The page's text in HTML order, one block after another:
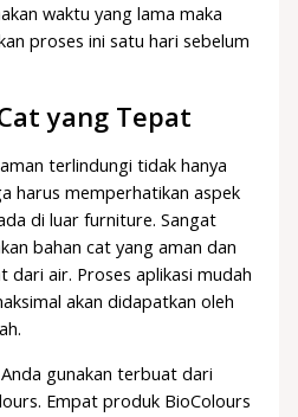
waktu yang lama maka
proses ini satu hari sebelum
yang Tepat
terlindungi tidak hanya
harus memperhatikan aspek
di luar furniture. Sangat
bahan cat yang aman dan
dari air. Proses aplikasi mudah
akan didapatkan oleh
gunakan terbuat dari
Empat produk BioColours